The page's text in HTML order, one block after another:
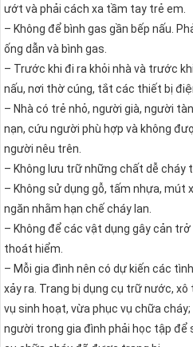
ướt và phải cách xa tầm tay trẻ em.
– Không để bình gas gần bếp nấu.
ống dẫn và bình gas.
– Trước khi đi ra khỏi nhà và trước
nấu, nơi thờ cúng, tắt các thiết bị
– Nhà có trẻ nhỏ, người già, người
nạn, cứu người phù hợp và không
người nêu trên.
– Không lưu trữ những chất dễ cháy
– Không sử dụng gỗ, tấm nhựa, mút
ngăn nhằm hạn chế cháy lan.
– Không để các vật dụng gây cản
thoát hiểm.
– Mỗi gia đình nên có dự kiến các
xảy ra. Trang bị dụng cụ trữ nước,
vụ sinh hoạt, vừa phục vụ chữa
người trong gia đình phải học tập để